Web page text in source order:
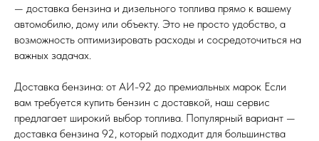
— доставка бензина и дизельного топлива прямо к вашему
автомобилю, дому или объекту. Это не просто удобство, а
возможность оптимизировать расходы и сосредоточиться на
важных задачах.
Доставка бензина: от АИ-92 до премиальных марок Если
вам требуется купить бензин с доставкой, наш сервис
предлагает широкий выбор топлива. Популярный вариант —
доставка бензина 92, который подходит для большинства